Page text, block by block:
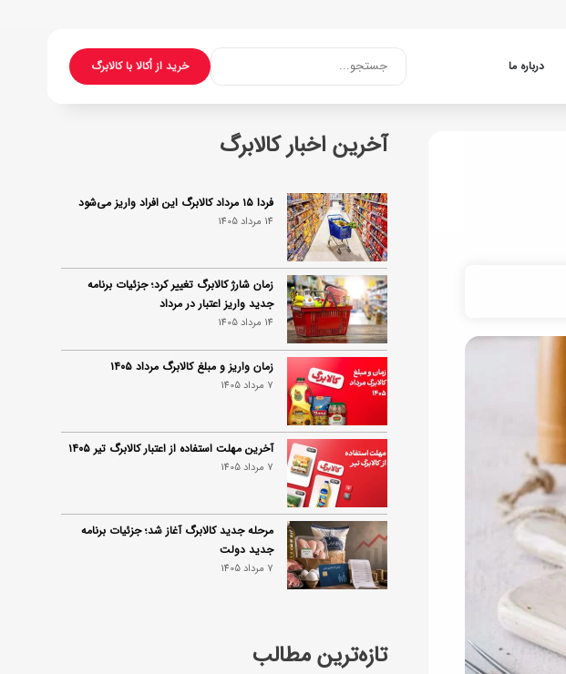
درباره ما خرید از اُکالا با کالابرگجستجو...
آخرین اخبار کالابرگ
فردا ۱۵ مرداد کالابرگ این افراد واریز می‌شود
14 مرداد 1405
زمان شارژ کالابرگ تغییر کرد؛ جزئیات برنامه
جدید واریز اعتبار در مرداد
14 مرداد 1405
زمان واریز و مبلغ کالابرگ مرداد ۱۴۰۵
7 مرداد 1405
آخرین مهلت استفاده از اعتبار کالابرگ تیر ۱۴۰۵
7 مرداد 1405
مرحله جدید کالابرگ آغاز شد؛ جزئیات برنامه
جدید دولت
7 مرداد 1405
تازه‌ترین مطالب